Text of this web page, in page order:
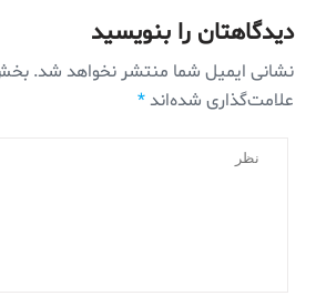
دیدگاهتان را بنویسید
نشانی ایمیل شما منتشر نخواهد شد.
علامت‌گذاری شده‌اند*